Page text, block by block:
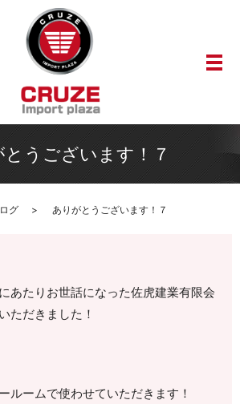
メ
とうございます！７
グ ありがとうございます！７
あたりお世話になった佐虎建業有限会
ただきました！
ルームで使わせていただきます！